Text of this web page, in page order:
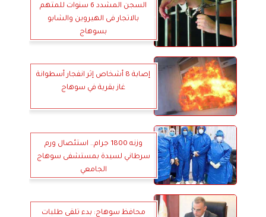
السجن المشدد 6 سنوات للمتهم
بالاتجار فى الهيروين والشابو
بسوهاج
إصابة 8 أشخاص إثر انفجار أسطوانة
غاز بقرية في سوهاج
وزنه 1800 جرام.. استئصال ورم
سرطاني لسيدة بمستشفى سوهاج
الجامعي
محافظ سوهاج: بدء تلقى طلبات